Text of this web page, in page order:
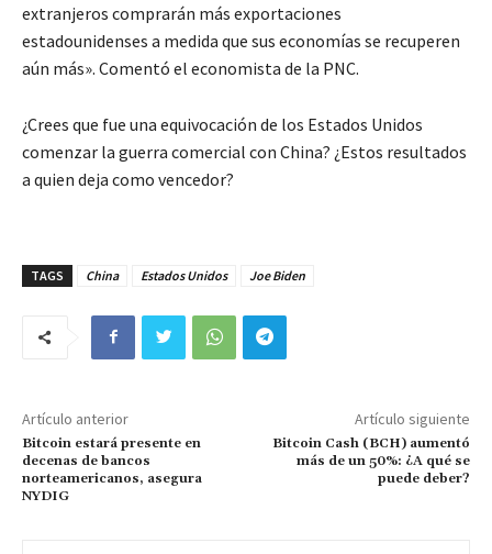
extranjeros comprarán más exportaciones
estadounidenses a medida que sus economías se recuperen
aún más». Comentó el economista de la PNC.
¿Crees que fue una equivocación de los Estados Unidos
comenzar la guerra comercial con China? ¿Estos resultados
a quien deja como vencedor?
TAGS China Estados Unidos Joe Biden
Artículo anterior
Bitcoin estará presente en
decenas de bancos
norteamericanos, asegura
NYDIG
Artículo siguiente
Bitcoin Cash (BCH) aumentó
más de un 50%: ¿A qué se
puede deber?